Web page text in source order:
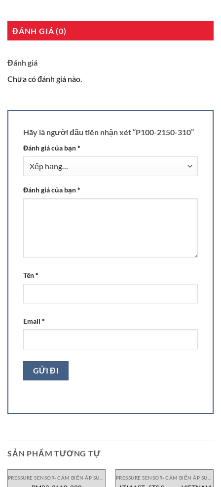
ĐÁNH GIÁ (0)
Đánh giá
Chưa có đánh giá nào.
Hãy là người đầu tiên nhận xét “P100-2150-310”
Đánh giá của bạn*
Đánh giá của bạn*
Tên*
Email *
SẢN PHẨM TƯƠNG TỰ